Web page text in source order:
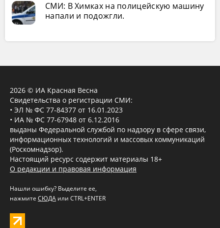
СМИ: В Химках на полицейскую машину
напали и подожгли.
2026 © ИА Красная Весна
Свидетельства о регистрации СМИ:
• ЭЛ № ФС 77-84377 от 16.01.2023
• ИА № ФС 77-67948 от 6.12.2016
выданы Федеральной службой по надзору в сфере связи,
информационных технологий и массовых коммуникаций
(Роскомнадзор).
Настоящий ресурс содержит материалы 18+
О редакции и правовая информация
Нашли ошибку? Выделите ее,
нажмите СЮДА или CTRL+ENTER